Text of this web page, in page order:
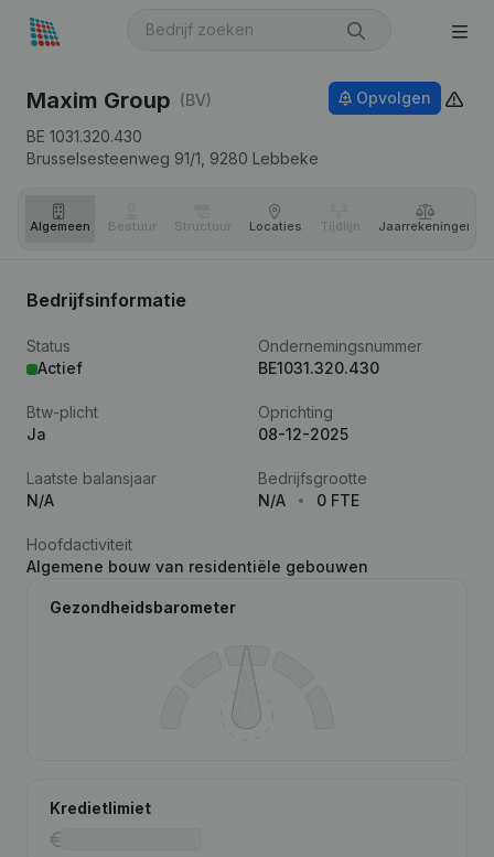
Maxim Group (BV)
BE 1031.320.430
Brusselsesteenweg 91/1, 9280 Lebbeke
Opvolgen
Algemeen Bestuur Structuur Locaties Tijdlijn Jaar­rekeningen
Bedrijfsinformatie
Status
Actief
Ondernemingsnummer
BE1031.320.430
Btw-plicht
Ja
Oprichting
08-12-2025
Laatste balansjaar
N/A
Bedrijfsgrootte
N/A
0 FTE
Hoofdactiviteit
Algemene bouw van residentiële gebouwen
Gezondheidsbarometer
Kredietlimiet